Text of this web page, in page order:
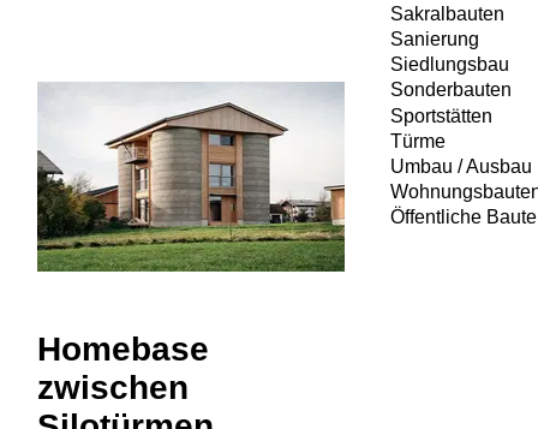
Homebase
zwischen
Sakralbauten
Sanierung
Siedlungsbau
Sonderbauten
Sportstätten
Türme
Umbau / Ausbau
Öffentliche